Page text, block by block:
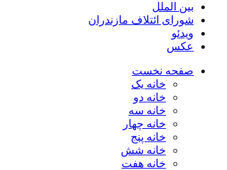
بین الملل
شورای ائتلاف مازندران
ویدئو
عکس
صفحه نخست
خانه یک
خانه دو
خانه سه
خانه چهار
خانه پنج
خانه شش
خانه هفت